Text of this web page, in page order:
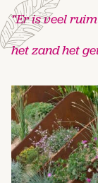
“Er is veel
het zand het